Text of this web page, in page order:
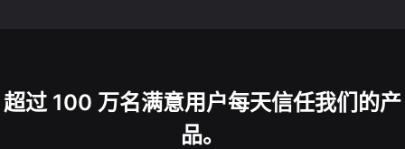
超过 100 万名满意用户每天信任我们的产
品。